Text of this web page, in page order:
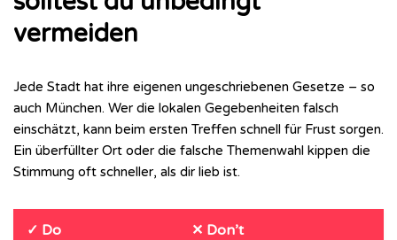
vermeiden
Jede Stadt hat ihre eigenen ungeschriebenen Gesetze – so
auch München. Wer die lokalen Gegebenheiten falsch
einschätzt, kann beim ersten Treffen schnell für Frust sorgen.
Ein überfüllter Ort oder die falsche Themenwahl kippen die
Stimmung oft schneller, als dir lieb ist.
✓ Do ✕ Don’t